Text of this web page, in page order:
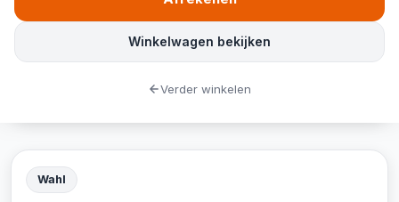
Wahl
Winkelwagen bekijken
Verder winkelen